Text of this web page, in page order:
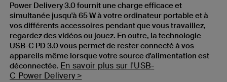
Power Delivery 3.0 fournit une charge efficace et
simultanée jusqu'à 65 W à votre ordinateur portable et à
vos différents accessoires pendant que vous travaillez,
regardez des vidéos ou jouez. En outre, la technologie
USB-C PD 3.0 vous permet de rester connecté à vos
appareils même lorsque votre source d'alimentation est
déconnectée. En savoir plus sur l'USB-
C Power Delivery >